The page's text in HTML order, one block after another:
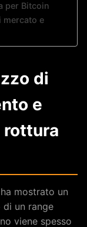
per Bitcoin
mercato e
di
e
rottura
mostrato un
di un range
viene spesso